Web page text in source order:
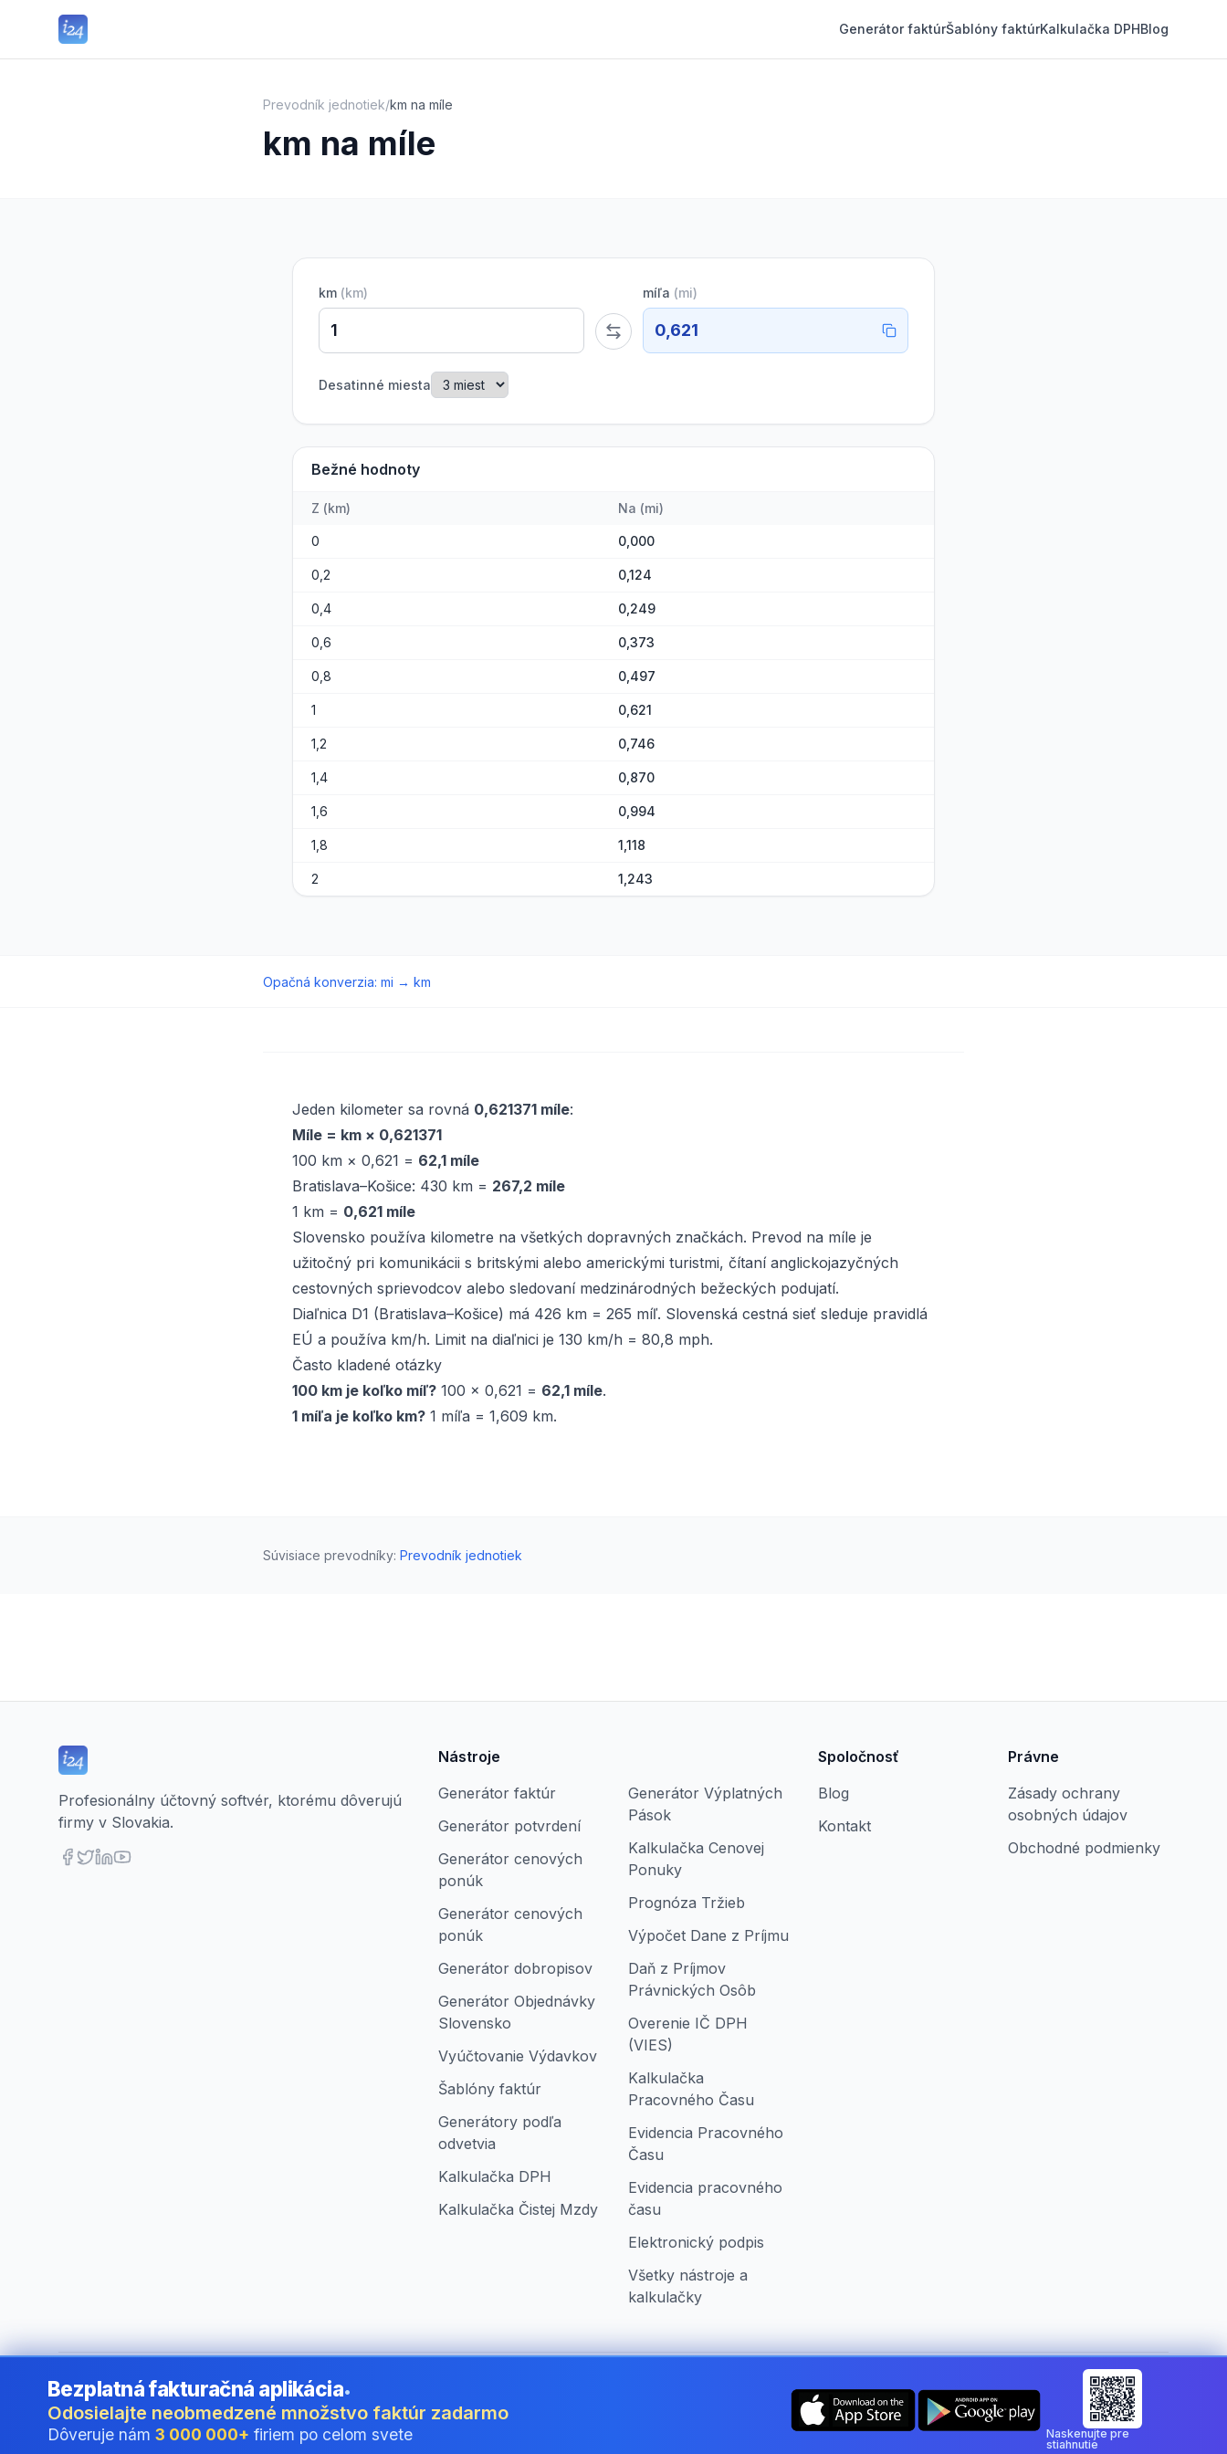
Generátor faktúrŠablóny faktúrKalkulačka DPHBlog
Prevodník jednotiek/km na míle
km na míle
km (km) míľa (mi)
0,621
Desatinné miesta
Bežné hodnoty
Z (km) Na (mi)
0 0,000
0,2 0,124
0,4 0,249
0,6 0,373
0,8 0,497
1 0,621
1,2 0,746
1,4 0,870
1,6 0,994
1,8 1,118
2 1,243
Opačná konverzia: mi → km
Jeden kilometer sa rovná 0,621371 míle:
Míle = km × 0,621371
100 km × 0,621 = 62,1 míle
Bratislava–Košice: 430 km = 267,2 míle
1 km = 0,621 míle
Slovensko používa kilometre na všetkých dopravných značkách. Prevod na míle je
užitočný pri komunikácii s britskými alebo americkými turistmi, čítaní anglickojazyčných
cestovných sprievodcov alebo sledovaní medzinárodných bežeckých podujatí.
Diaľnica D1 (Bratislava–Košice) má 426 km = 265 míľ. Slovenská cestná sieť sleduje pravidlá
EÚ a používa km/h. Limit na diaľnici je 130 km/h = 80,8 mph.
Často kladené otázky
100 km je koľko míľ? 100 × 0,621 = 62,1 míle.
1 míľa je koľko km? 1 míľa = 1,609 km.
Súvisiace prevodníky: Prevodník jednotiek
Profesionálny účtovný softvér, ktorému dôverujú
firmy v Slovakia.
Nástroje
Generátor faktúr
Generátor potvrdení
Generátor cenových
ponúk
Generátor cenových
ponúk
Generátor dobropisov
Generátor Objednávky
Slovensko
Vyúčtovanie Výdavkov
Šablóny faktúr
Generátory podľa
odvetvia
Kalkulačka DPH
Kalkulačka Čistej Mzdy
Generátor Výplatných
Pások
Kalkulačka Cenovej
Ponuky
Prognóza Tržieb
Výpočet Dane z Príjmu
Daň z Príjmov
Právnických Osôb
Overenie IČ DPH
(VIES)
Kalkulačka
Pracovného Času
Evidencia Pracovného
Času
Evidencia pracovného
času
Elektronický podpis
Všetky nástroje a
kalkulačky
Spoločnosť
Blog
Kontakt
Právne
Zásady ochrany
osobných údajov
Obchodné podmienky
©2026i24 Limited. All rights reserved.•Pre firmy v Slovakia Zmeniť krajinu:
Bezplatná fakturačná aplikácia•
Odosielajte neobmedzené množstvo faktúr zadarmo
Dôveruje nám 3 000 000+ firiem po celom svete
Naskenujte pre
stiahnutie